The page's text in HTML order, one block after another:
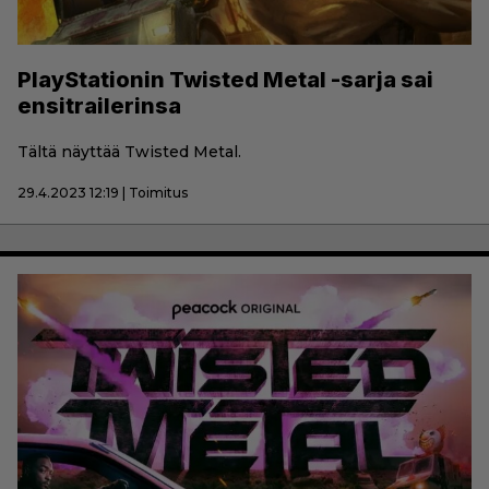
PlayStationin Twisted Metal -sarja sai
ensitrailerinsa
Tältä näyttää Twisted Metal.
29.4.2023 12:19 | Toimitus